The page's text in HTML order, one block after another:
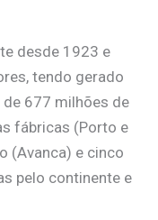
desde 1923 e
tendo gerado
677 milhões de
fábricas (Porto e
(Avanca) e cinco
pelo continente e